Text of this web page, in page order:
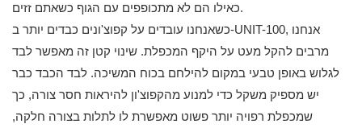
כאילו הם לא מתכופפים עם הגוף כשאתם זזים.
כשאנחנו עובדים על קפוצ'ונים כבדים יותר ב-UNIT-100, אנחנו
מרבים להקל מעט על היקף המכפלת. שינוי קטן זה מאפשר לבד
לגלוש באופן טבעי במקום להילחם בכוח המשיכה. לבד הכבד כבר
יש מספיק משקל כדי למנוע מהקפוצ'ון להיראות חסר צורה, כך
שמכפלת רפויה יותר פשוט מאפשרת לו לתלות בצורה חלקה,